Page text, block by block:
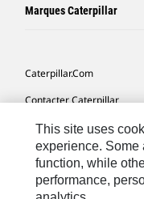
Marques Caterpillar
Caterpillar.com
Contacter Caterpillar
Mes Préférences
Plan Du Site
Cookie Settings
This site uses
experience. Some
function, while
performance,